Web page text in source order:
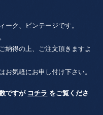
ーク、ビンテージです。
納得の上、ご注文頂きますよ
お気軽にお申し付け下さい。
ですが コチラ をご覧くださ